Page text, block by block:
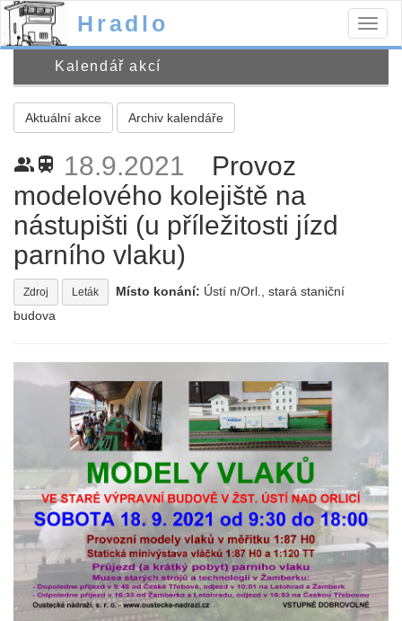
Hradlo
Kalendář akcí
Aktuální akce Archiv kalendáře
people_alt train 18.9.2021
Provoz
modelového kolejiště na
nástupišti (u příležitosti jízd
parního vlaku)
Zdroj Leták Místo konání: Ústí n/Orl., stará staniční
budova